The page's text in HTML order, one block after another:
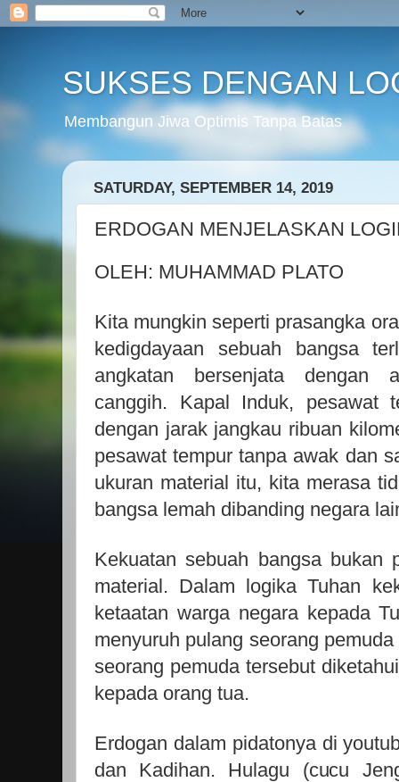
SUKSES DENGAN
Membangun Jiwa Optimis Tanpa Batas
SATURDAY, SEPTEMBER 14, 2019
ERDOGAN MENJELASKAN
OLEH: MUHAMMAD PLATO
Kita mungkin seperti prasangka
kedigdayaan sebuah bangsa
angkatan bersenjata dengan
canggih. Kapal Induk, pesawat
dengan jarak jangkau ribuan
pesawat tempur tanpa awak dan
ukuran material itu, kita merasa
bangsa lemah dibanding negara
Kekuatan sebuah bangsa bukan
material. Dalam logika Tuhan
ketaatan warga negara kepada
menyuruh pulang seorang
seorang pemuda tersebut
kepada orang tua.
Erdogan dalam pidatonya di
dan Kadihan. Hulagu (cucu